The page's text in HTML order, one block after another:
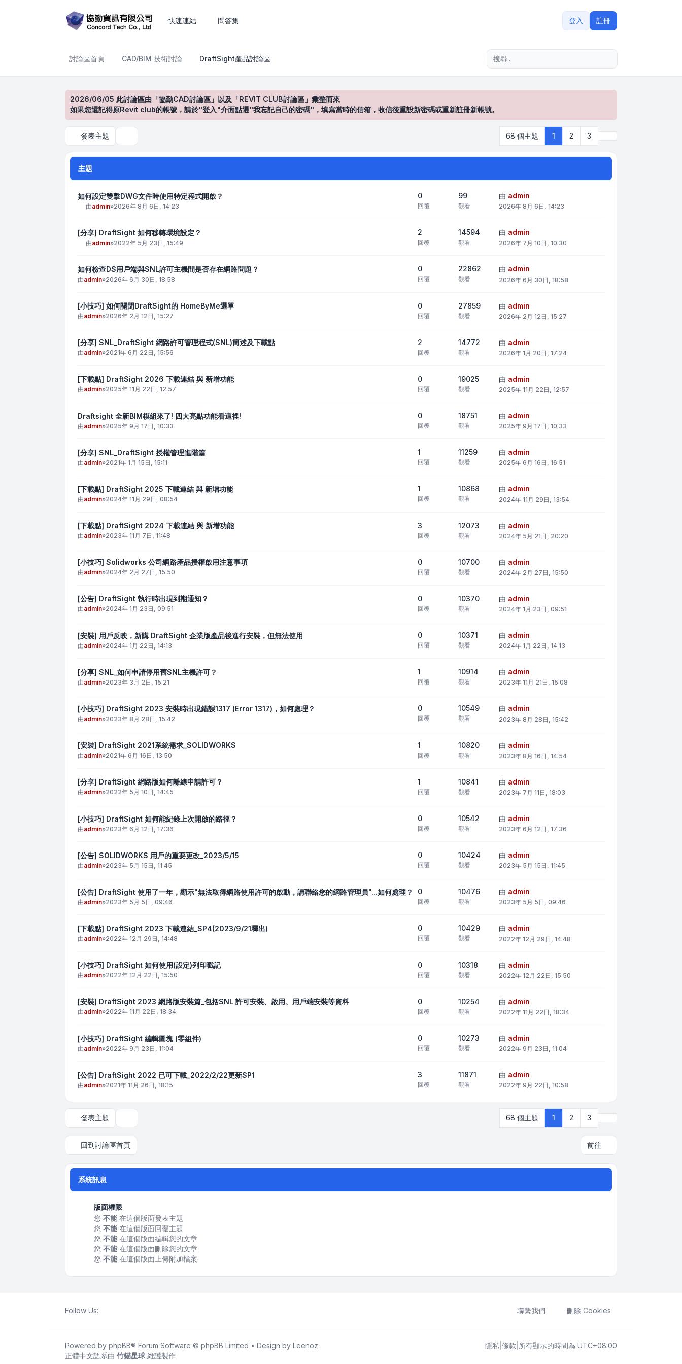
快速連結 問答集 登入 註冊
討論區首頁 CAD/BIM 技術討論 DraftSight產品討論區
2026/06/05 此討論區由「協勤CAD討論區」以及「REVIT CLUB討論區」彙整而來
如果您還記得原Revit club的帳號，請於"登入"介面點選"我忘記自己的密碼"，填寫當時的信箱，收信後重設新密碼或重新註冊新帳號。
發表主題 68 個主題 1 2 3
主題
如何設定雙擊DWG文件時使用特定程式開啟？
由admin»2026年 8月 6日, 14:23
0
回覆
99
觀看
由 admin
2026年 8月 6日, 14:23
[分享] DraftSight 如何移轉環境設定？
由admin»2022年 5月 23日, 15:49
2
回覆
14594
觀看
由 admin
2026年 7月 10日, 10:30
如何檢查DS用戶端與SNL許可主機間是否存在網路問題？
由admin»2026年 6月 30日, 18:58
0
回覆
22862
觀看
由 admin
2026年 6月 30日, 18:58
[小技巧] 如何關閉DraftSight的 HomeByMe選單
由admin»2026年 2月 12日, 15:27
0
回覆
27859
觀看
由 admin
2026年 2月 12日, 15:27
[分享] SNL_DraftSight 網路許可管理程式(SNL)簡述及下載點
由admin»2021年 6月 22日, 15:56
2
回覆
14772
觀看
由 admin
2026年 1月 20日, 17:24
[下載點] DraftSight 2026 下載連結 與 新增功能
由admin»2025年 11月 22日, 12:57
0
回覆
19025
觀看
由 admin
2025年 11月 22日, 12:57
Draftsight 全新BIM模組來了! 四大亮點功能看這裡!
由admin»2025年 9月 17日, 10:33
0
回覆
18751
觀看
由 admin
2025年 9月 17日, 10:33
[分享] SNL_DraftSight 授權管理進階篇
由admin»2021年 1月 15日, 15:11
1
回覆
11259
觀看
由 admin
2025年 6月 16日, 16:51
[下載點] DraftSight 2025 下載連結 與 新增功能
由admin»2024年 11月 29日, 08:54
1
回覆
10868
觀看
由 admin
2024年 11月 29日, 13:54
[下載點] DraftSight 2024 下載連結 與 新增功能
由admin»2023年 11月 7日, 11:48
3
回覆
12073
觀看
由 admin
2024年 5月 21日, 20:20
[小技巧] Solidworks 公司網路產品授權啟用注意事項
由admin»2024年 2月 27日, 15:50
0
回覆
10700
觀看
由 admin
2024年 2月 27日, 15:50
[公告] DraftSight 執行時出現到期通知？
由admin»2024年 1月 23日, 09:51
0
回覆
10370
觀看
由 admin
2024年 1月 23日, 09:51
[安裝] 用戶反映，新購 DraftSight 企業版產品後進行安裝，但無法使用
由admin»2024年 1月 22日, 14:13
0
回覆
10371
觀看
由 admin
2024年 1月 22日, 14:13
[分享] SNL_如何申請停用舊SNL主機許可？
由admin»2023年 3月 2日, 15:21
1
回覆
10914
觀看
由 admin
2023年 11月 21日, 15:08
[小技巧] DraftSight 2023 安裝時出現錯誤1317 (Error 1317)，如何處理？
由admin»2023年 8月 28日, 15:42
0
回覆
10549
觀看
由 admin
2023年 8月 28日, 15:42
[安裝] DraftSight 2021系統需求_SOLIDWORKS
由admin»2021年 6月 16日, 13:50
1
回覆
10820
觀看
由 admin
2023年 8月 16日, 14:54
[分享] DraftSight 網路版如何離線申請許可？
由admin»2022年 5月 10日, 14:45
1
回覆
10841
觀看
由 admin
2023年 7月 11日, 18:03
[小技巧] DraftSight 如何能紀錄上次開啟的路徑？
由admin»2023年 6月 12日, 17:36
0
回覆
10542
觀看
由 admin
2023年 6月 12日, 17:36
[公告] SOLIDWORKS 用戶的重要更改_2023/5/15
由admin»2023年 5月 15日, 11:45
0
回覆
10424
觀看
由 admin
2023年 5月 15日, 11:45
[公告] DraftSight 使用了一年，顯示"無法取得網路使用許可的啟動，請聯絡您的網路管理員"...如何處理？
由admin»2023年 5月 5日, 09:46
0
回覆
10476
觀看
由 admin
2023年 5月 5日, 09:46
[下載點] DraftSight 2023 下載連結_SP4(2023/9/21釋出)
由admin»2022年 12月 29日, 14:48
0
回覆
10429
觀看
由 admin
2022年 12月 29日, 14:48
[小技巧] DraftSight 如何使用(設定)列印戳記
由admin»2022年 12月 22日, 15:50
0
回覆
10318
觀看
由 admin
2022年 12月 22日, 15:50
[安裝] DraftSight 2023 網路版安裝篇_包括SNL 許可安裝、啟用、用戶端安裝等資料
由admin»2022年 11月 22日, 18:34
0
回覆
10254
觀看
由 admin
2022年 11月 22日, 18:34
[小技巧] DraftSight 編輯圖塊 (零組件)
由admin»2022年 9月 23日, 11:04
0
回覆
10273
觀看
由 admin
2022年 9月 23日, 11:04
[公告] DraftSight 2022 已可下載_2022/2/22更新SP1
由admin»2021年 11月 26日, 18:15
3
回覆
11871
觀看
由 admin
2022年 9月 22日, 10:58
發表主題 68 個主題 1 2 3
回到討論區首頁 前往
系統訊息
版面權限
您 不能在這個版面發表主題
您 不能在這個版面回覆主題
您 不能在這個版面編輯您的文章
您 不能在這個版面刪除您的文章
您 不能在這個版面上傳附加檔案
Follow Us: 聯繫我們 刪除 Cookies
Powered by phpBB® Forum Software © phpBB Limited • Design by Leenoz
正體中文語系由 竹貓星球 維護製作
隱私 條款 所有顯示的時間為 UTC+08:00